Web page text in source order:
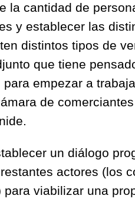
la cantidad de
y establecer las
distintos tipos de
que tiene
empezar a
de
un diálogo
actores (los
viabilizar una